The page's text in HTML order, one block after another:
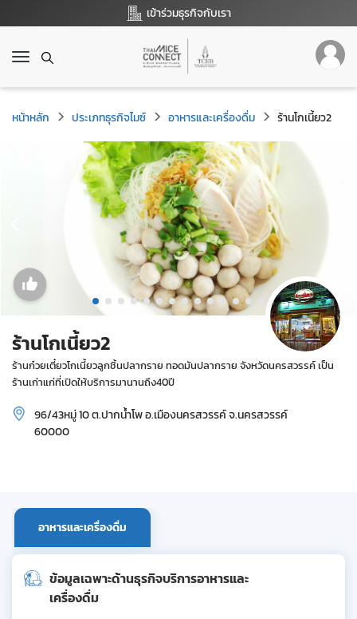
เข้าร่วมธุรกิจกับเรา
T
g
g
l
i
o
หน้าหลัก ประเภทธุรกิจไมซ์ อาหารและเครื่องดื่ม ร้านโกเนี้ยว2
ร้านโกเนี้ยว2
ร้านก๋วยเตี๋ยวโกเนี้ยวลูกชิ้นปลากราย ทอดมันปลากราย จังหวัดนครสวรรค์ เป็น
ร้านเก่าแก่ที่เปิดให้บริการมานานถึง40ปี
96/43หมู่ 10 ต.ปากน้ำโพ อ.เมืองนครสวรรค์ จ.นครสวรรค์
60000
อาหารและเครื่องดื่ม
ข้อมูลเฉพาะด้านธุรกิจบริการอาหารและ
เครื่องดื่ม